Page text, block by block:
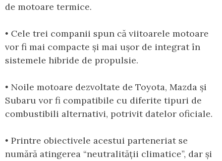
de motoare termice.
• Cele trei companii spun că viitoarele motoare
vor fi mai compacte și mai ușor de integrat în
sistemele hibride de propulsie.
• Noile motoare dezvoltate de Toyota, Mazda și
Subaru vor fi compatibile cu diferite tipuri de
combustibili alternativi, potrivit datelor oficiale.
• Printre obiectivele acestui parteneriat se
numără atingerea “neutralității climatice”, dar și